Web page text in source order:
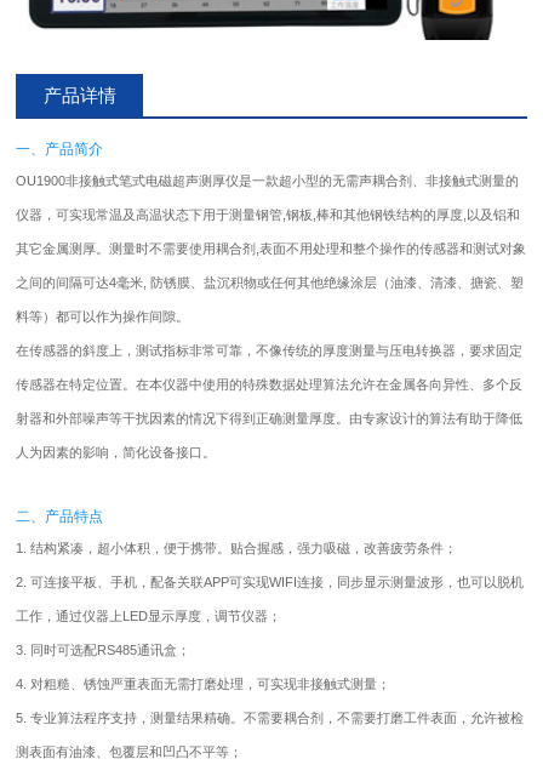
产品详情
一、产品简介
OU1900非接触式笔式电磁超声测厚仪是一款超小型的无需声耦合剂、非接触式测量的
仪器，可实现常温及高温状态下用于测量钢管,钢板,棒和其他钢铁结构的厚度,以及铝和
其它金属测厚。测量时不需要使用耦合剂,表面不用处理和整个操作的传感器和测试对象
之间的间隔可达4毫米, 防锈膜、盐沉积物或任何其他绝缘涂层（油漆、清漆、搪瓷、塑
料等）都可以作为操作间隙。
在传感器的斜度上，测试指标非常可靠，不像传统的厚度测量与压电转换器，要求固定
传感器在特定位置。在本仪器中使用的特殊数据处理算法允许在金属各向异性、多个反
射器和外部噪声等干扰因素的情况下得到正确测量厚度。由专家设计的算法有助于降低
人为因素的影响，简化设备接口。
二、产品特点
1. 结构紧凑，超小体积，便于携带。贴合握感，强力吸磁，改善疲劳条件；
2. 可连接平板、手机，配备关联APP可实现WIFI连接，同步显示测量波形，也可以脱机
工作，通过仪器上LED显示厚度，调节仪器；
3. 同时可选配RS485通讯盒；
4. 对粗糙、锈蚀严重表面无需打磨处理，可实现非接触式测量；
5. 专业算法程序支持，测量结果精确。不需要耦合剂，不需要打磨工件表面，允许被检
测表面有油漆、包覆层和凹凸不平等；